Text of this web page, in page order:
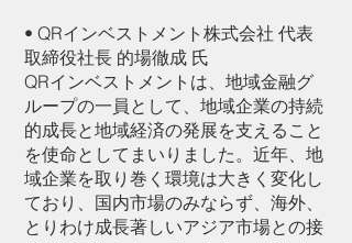
• QRインベストメント株式会社 代表
取締役社長 的場徹成 氏
QRインベストメントは、地域金融グ
ループの一員として、地域企業の持続
的成長と地域経済の発展を支えること
を使命としてまいりました。近年、地
域企業を取り巻く環境は大きく変化し
ており、国内市場のみならず、海外、
とりわけ成長著しいアジア市場との接